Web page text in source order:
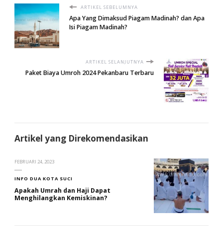
ARTIKEL SEBELUMNYA
Apa Yang Dimaksud Piagam Madinah? dan Apa
Isi Piagam Madinah?
ARTIKEL SELANJUTNYA
Paket Biaya Umroh 2024 Pekanbaru Terbaru
Artikel yang Direkomendasikan
FEBRUARI 24, 2023
INFO DUA KOTA SUCI
Apakah Umrah dan Haji Dapat
Menghilangkan Kemiskinan?